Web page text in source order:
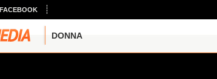
FACEBOOK
DONNA